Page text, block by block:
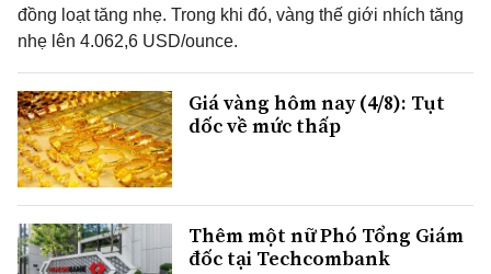
đồng loạt tăng nhẹ. Trong khi đó, vàng thế giới nhích tăng
nhẹ lên 4.062,6 USD/ounce.
Giá vàng hôm nay (4/8): Tụt
dốc về mức thấp
Thêm một nữ Phó Tổng Giám
đốc tại Techcombank